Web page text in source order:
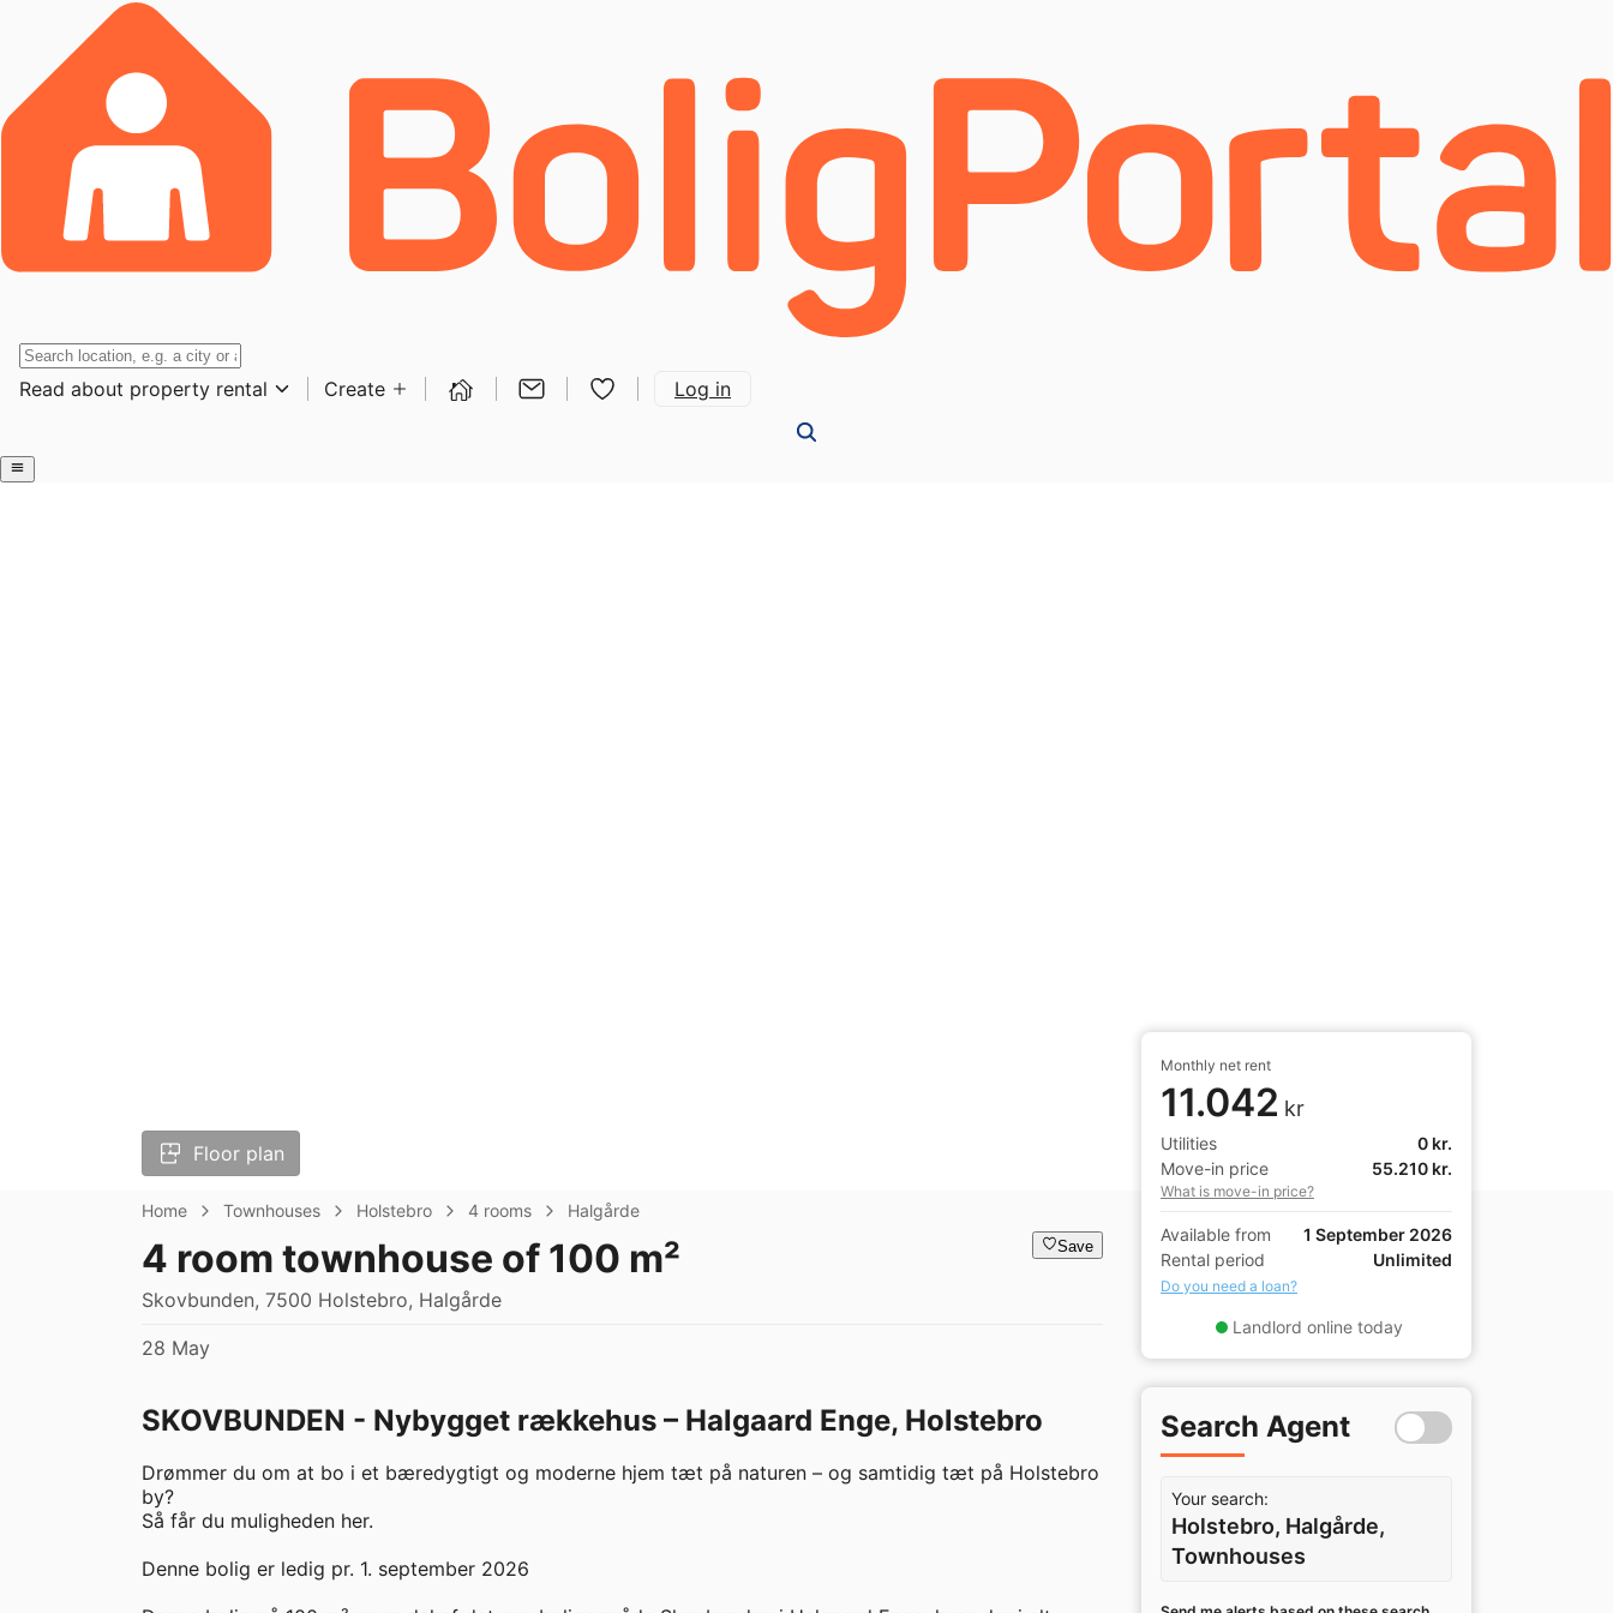
Read about property rental Create Log in
Floor plan
Home Townhouses Holstebro 4 rooms Halgårde
4 room townhouse of 100 m²
Skovbunden, 7500 Holstebro, Halgårde
Save
28 May
SKOVBUNDEN - Nybygget rækkehus – Halgaard Enge, Holstebro
Drømmer du om at bo i et bæredygtigt og moderne hjem tæt på naturen – og samtidig tæt på Holstebro
by?
Så får du muligheden her.
Denne bolig er ledig pr. 1. september 2026
Monthly net rent
11.042 kr
Utilities
0 kr.
Move-in price
55.210 kr.
What is move-in price?
Available from
1 September 2026
Rental period
Unlimited
Do you need a loan?
Landlord online today
Search Agent
Your search:
Holstebro, Halgårde,
Townhouses